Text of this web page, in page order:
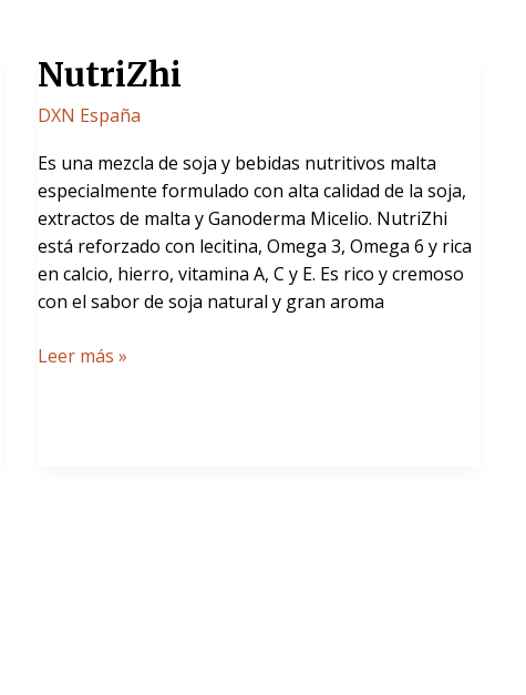
NutriZhi
DXN España
Es una mezcla de soja y bebidas nutritivos malta
especialmente formulado con alta calidad de la soja,
extractos de malta y Ganoderma Micelio. NutriZhi
está reforzado con lecitina, Omega 3, Omega 6 y rica
en calcio, hierro, vitamina A, C y E. Es rico y cremoso
con el sabor de soja natural y gran aroma
NutriZhi
Leer más »